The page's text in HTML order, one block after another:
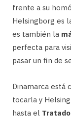
frente a su
Helsingborg es
es también la
perfecta para
pasar un fin de
Dinamarca está
tocarla y
hasta el